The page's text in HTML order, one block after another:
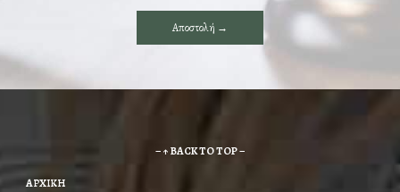
– ↑ BACK TO TOP –
ΑΡΧΙΚΗ